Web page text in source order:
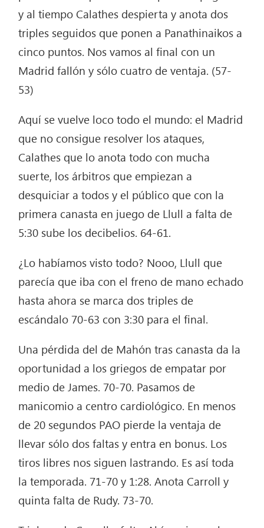
y al tiempo Calathes despierta y anota dos
triples seguidos que ponen a Panathinaikos a
cinco puntos. Nos vamos al final con un
Madrid fallón y sólo cuatro de ventaja. (57-
53)
Aquí se vuelve loco todo el mundo: el Madrid
que no consigue resolver los ataques,
Calathes que lo anota todo con mucha
suerte, los árbitros que empiezan a
desquiciar a todos y el público que con la
primera canasta en juego de Llull a falta de
5:30 sube los decibelios. 64-61.
¿Lo habíamos visto todo? Nooo, Llull que
parecía que iba con el freno de mano echado
hasta ahora se marca dos triples de
escándalo 70-63 con 3:30 para el final.
Una pérdida del de Mahón tras canasta da la
oportunidad a los griegos de empatar por
medio de James. 70-70. Pasamos de
manicomio a centro cardiológico. En menos
de 20 segundos PAO pierde la ventaja de
llevar sólo dos faltas y entra en bonus. Los
tiros libres nos siguen lastrando. Es así toda
la temporada. 71-70 y 1:28. Anota Carroll y
quinta falta de Rudy. 73-70.